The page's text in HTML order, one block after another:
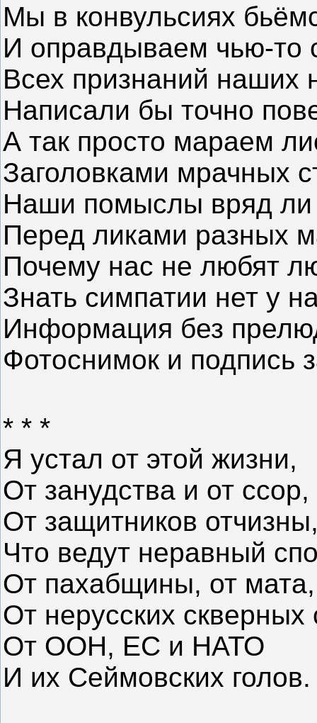
Мы в конвульсиях
И оправдываем чью-то
Всех признаний наших
Написали бы точно
А так просто мараем
Заголовками мрачных
Наши помыслы вряд ли
Перед ликами разных
Почему нас не любят
Знать симпатии нет у
Информация без
Фотоснимок и подпись
* * *
Я устал от этой жизни,
От занудства и от ссор,
От защитников
Что ведут неравный
От пахабщины, от мата,
От нерусских скверных
От ООН, ЕС и НАТО
И их Сеймовских голов.